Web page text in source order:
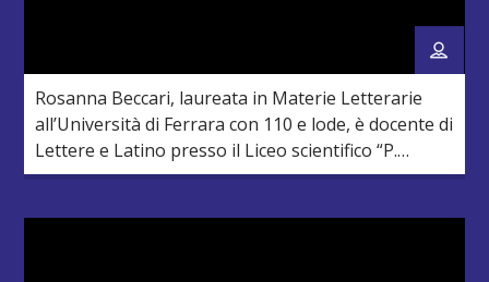
Rosanna Beccari, laureata in Materie Letterarie
all’Università di Ferrara con 110 e lode, è docente di
Lettere e Latino presso il Liceo scientifico “P.
Paleocapa” di Rovigo, dove nel corso degli anni ha